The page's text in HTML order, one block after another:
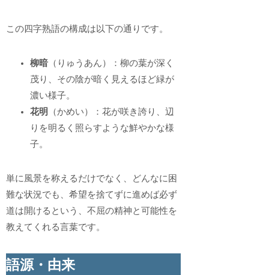
この四字熟語の構成は以下の通りです。
柳暗 （りゅうあん）：柳の葉が深く
茂り、その陰が暗く見えるほど緑が
濃い様子。
花明
（かめい）：花が咲き誇り、辺
りを明るく照らすような鮮やかな様
子。
単に風景を称えるだけでなく、どんなに困
難な状況でも、希望を捨てずに進めば必ず
道は開けるという、不屈の精神と可能性を
教えてくれる言葉です。
語源・由来